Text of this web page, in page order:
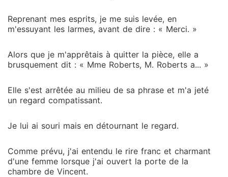
Reprenant mes esprits, je me suis levée, en
m'essuyant les larmes, avant de dire : « Merci. »
Alors que je m'apprêtais à quitter la pièce, elle a
brusquement dit : « Mme Roberts, M. Roberts a... »
Elle s'est arrêtée au milieu de sa phrase et m'a jeté
un regard compatissant.
Je lui ai souri mais en détournant le regard.
Comme prévu, j'ai entendu le rire franc et charmant
d'une femme lorsque j'ai ouvert la porte de la
chambre de Vincent.